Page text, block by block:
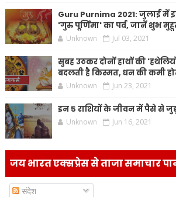
Guru Purnima 2021: जुलाई में
'गुरु पूर्णिमा' का पर्व, जानें शुभ
Unknown Jul 03, 2021
सुबह उठकर दोनों हाथों की
बदलती है किस्मत, धन की कमी
Unknown Jun 23, 2021
इन 5 राशियों के जीवन में पैसे से
Unknown Jun 16, 2021
जय भारत एक्सप्रेस से ताजा समाचार
संदेश